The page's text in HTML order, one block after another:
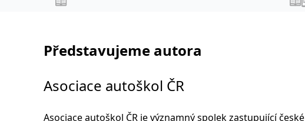
Představujeme autora
Asociace autoškol ČR
Asociace autoškol ČR je významný spolek zastupující české